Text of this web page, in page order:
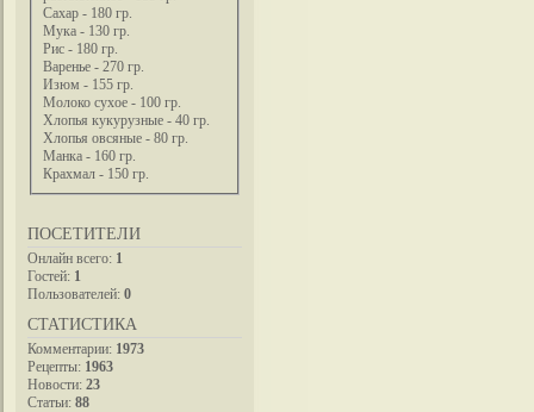
Сахар - 180 гр.
Мука - 130 гр.
Рис - 180 гр.
Варенье - 270 гр.
Изюм - 155 гр.
Молоко сухое - 100 гр.
Хлопья кукурузные - 40 гр.
Хлопья овсяные - 80 гр.
Манка - 160 гр.
Крахмал - 150 гр.
ПОСЕТИТЕЛИ
Онлайн всего: 1
Гостей: 1
Пользователей: 0
СТАТИСТИКА
Комментарии: 1973
Рецепты: 1963
Новости: 23
Статьи: 88